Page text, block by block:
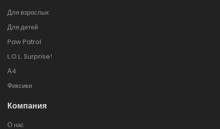
Для взрослых
Для детей
Paw Patrol
L.O.L. Surprise!
А4
Фиксики
Компания
О нас